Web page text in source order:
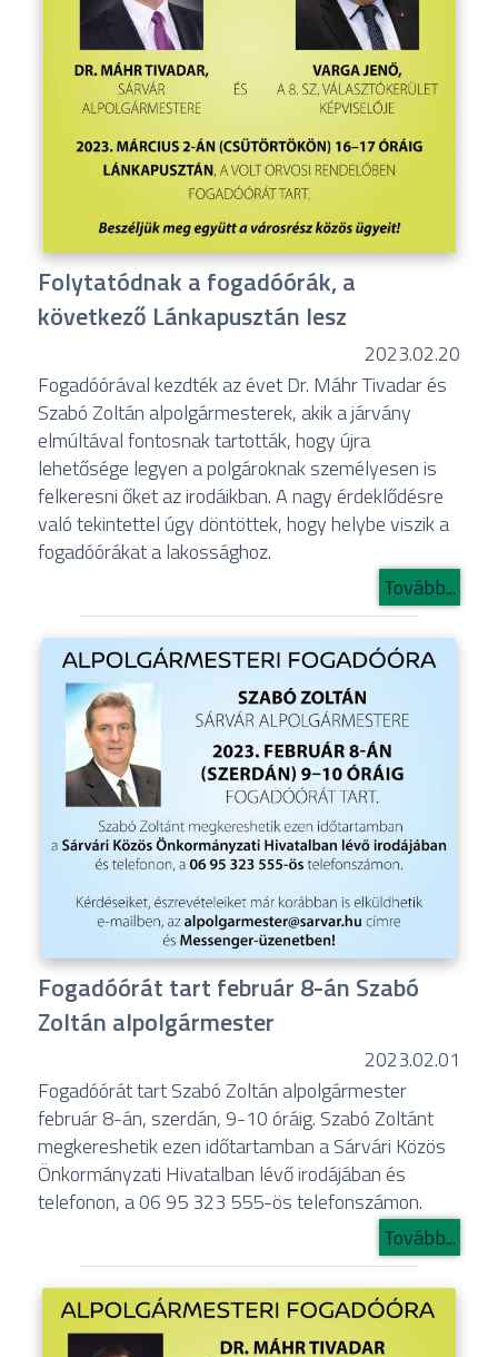
Folytatódnak a fogadóórák, a
következő Lánkapusztán lesz
2023.02.20
Fogadóórával kezdték az évet Dr. Máhr Tivadar és
Szabó Zoltán alpolgármesterek, akik a járvány
elmúltával fontosnak tartották, hogy újra
lehetősége legyen a polgároknak személyesen is
felkeresni őket az irodáikban. A nagy érdeklődésre
való tekintettel úgy döntöttek, hogy helybe viszik a
fogadóórákat a lakossághoz.
Tovább...
Fogadóórát tart február 8-án Szabó
Zoltán alpolgármester
2023.02.01
Fogadóórát tart Szabó Zoltán alpolgármester
február 8-án, szerdán, 9-10 óráig. Szabó Zoltánt
megkereshetik ezen időtartamban a Sárvári Közös
Önkormányzati Hivatalban lévő irodájában és
telefonon, a 06 95 323 555-ös telefonszámon.
Tovább...